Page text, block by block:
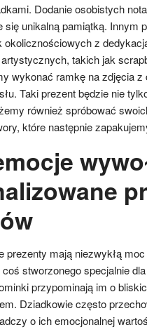
Dodanie osobistych
się unikalną pamiątką. Innym
okolicznościowych z
takich jak
wykonać ramkę na zdjęcia z
Taki prezent będzie nie
również spróbować
które następnie
prezenty mają niezwykłą
stworzonego specjalnie
przypominają im o
Dziadkowie często
o ich emocjonalnej